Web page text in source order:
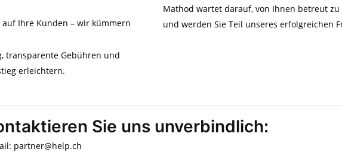
auf Ihre Kunden – wir kümmern
transparente Gebühren und
erleichtern.
Mathod wartet darauf, von Ihnen betreut zu
und werden Sie Teil unseres erfolgreichen
Sie uns unverbindlich:
partner@help.ch